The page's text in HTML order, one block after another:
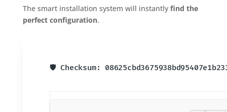
The smart installation system will instantly find the
perfect configuration.
🛡️ Checksum: